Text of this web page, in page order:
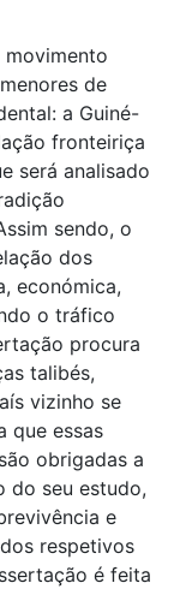
de
a Guiné-
fronteiriça
será analisado
sendo, o
dos
económica,
o tráfico
procura
talibés,
vizinho se
que essas
obrigadas a
do seu estudo,
e
respetivos
é feita